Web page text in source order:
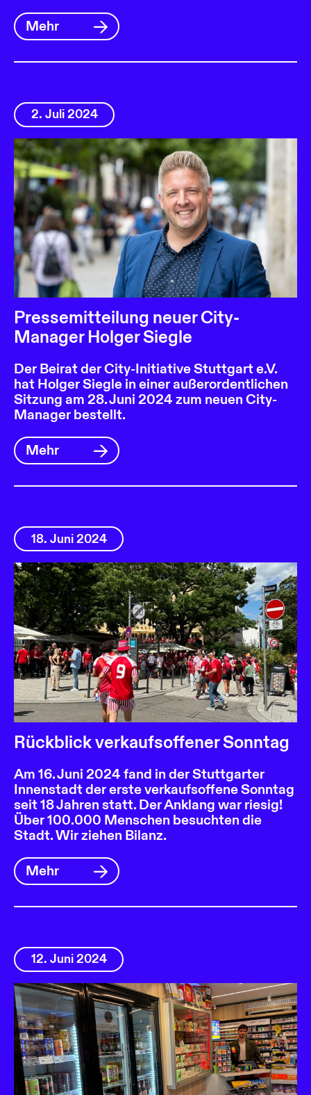
Mehr
2. Juli 2024
Pressemitteilung neuer City-
Manager Holger Siegle
Der Beirat der City-Initiative Stuttgart e.V.
hat Holger Siegle in einer außerordentlichen
Sitzung am 28. Juni 2024 zum neuen City-
Manager bestellt.
Mehr
18. Juni 2024
Rückblick verkaufsoffener Sonntag
Am 16. Juni 2024 fand in der Stuttgarter
Innenstadt der erste verkaufsoffene Sonntag
seit 18 Jahren statt. Der Anklang war riesig!
Über 100.000 Menschen besuchten die
Stadt. Wir ziehen Bilanz.
Mehr
12. Juni 2024